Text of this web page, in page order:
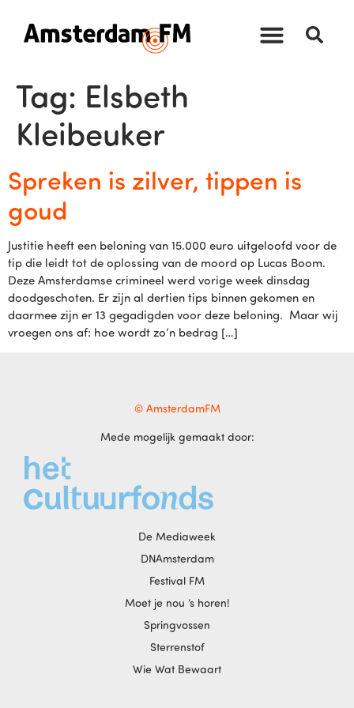
Tag: Elsbeth
Kleibeuker
Spreken is zilver, tippen is
goud
Justitie heeft een beloning van 15.000 euro uitgeloofd voor de
tip die leidt tot de oplossing van de moord op Lucas Boom.
Deze Amsterdamse crimineel werd vorige week dinsdag
doodgeschoten. Er zijn al dertien tips binnen gekomen en
daarmee zijn er 13 gegadigden voor deze beloning. Maar wij
vroegen ons af: hoe wordt zo’n bedrag […]
© AmsterdamFM
Mede mogelijk gemaakt door:
De Mediaweek
DNAmsterdam
Festival FM
Moet je nou ‘s horen!
Springvossen
Sterrenstof
Wie Wat Bewaart